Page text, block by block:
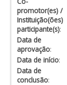
promotor(es) /
Instituição(ões)
participante(s):
Data de
aprovação:
Data de início:
Data de
conclusão: